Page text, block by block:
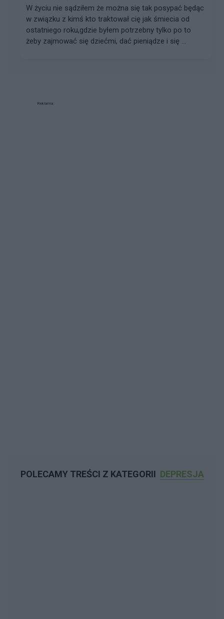
W życiu nie sądziłem że można się tak posypać będąc
w związku z kimś kto traktował cię jak śmiecia od
ostatniego roku,gdzie byłem potrzebny tylko po to
żeby zajmować się dziećmi, dać pieniądze i się ...
Reklama:
POLECAMY TREŚCI Z KATEGORII DEPRESJA